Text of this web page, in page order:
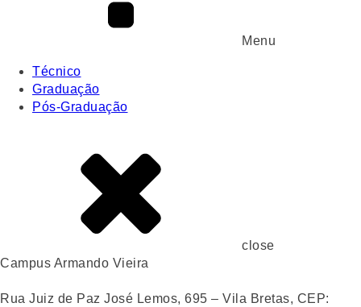
Menu
Técnico
Graduação
Pós-Graduação
close
Campus Armando Vieira
Rua Juiz de Paz José Lemos, 695 – Vila Bretas, CEP: